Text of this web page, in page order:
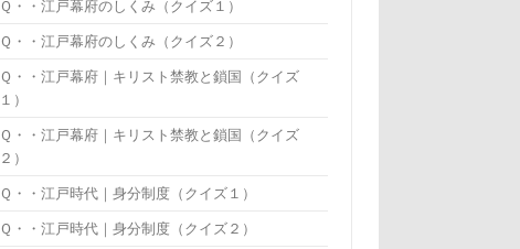
Ｑ・・江戸幕府のしくみ（クイズ１）
Ｑ・・江戸幕府のしくみ（クイズ２）
Ｑ・・江戸幕府｜キリスト禁教と鎖国（クイズ
１）
Ｑ・・江戸幕府｜キリスト禁教と鎖国（クイズ
２）
Ｑ・・江戸時代｜身分制度（クイズ１）
Ｑ・・江戸時代｜身分制度（クイズ２）